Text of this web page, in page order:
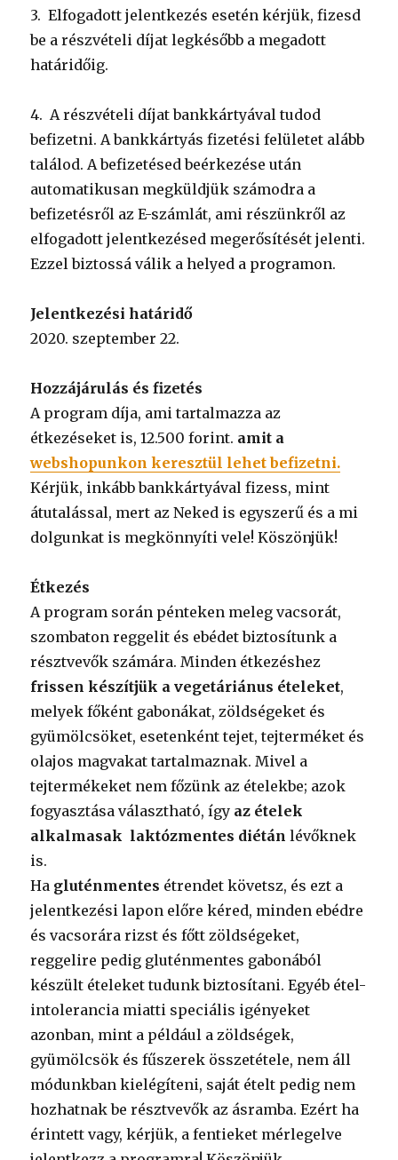
3. Elfogadott jelentkezés esetén kérjük, fizesd
be a részvételi díjat legkésőbb a megadott
határidőig.
4. A részvételi díjat bankkártyával tudod
befizetni. A bankkártyás fizetési felületet alább
találod. A befizetésed beérkezése után
automatikusan megküldjük számodra a
befizetésről az E-számlát, ami részünkről az
elfogadott jelentkezésed megerősítését jelenti.
Ezzel biztossá válik a helyed a programon.
Jelentkezési határidő
2020. szeptember 22.
Hozzájárulás és fizetés
A program díja, ami tartalmazza az
étkezéseket is, 12.500 forint. amit a
webshopunkon keresztül lehet befizetni.
Kérjük, inkább bankkártyával fizess, mint
átutalással, mert az Neked is egyszerű és a mi
dolgunkat is megkönnyíti vele! Köszönjük!
Étkezés
A program során pénteken meleg vacsorát,
szombaton reggelit és ebédet biztosítunk a
résztvevők számára. Minden étkezéshez
frissen készítjük a vegetáriánus ételeket,
melyek főként gabonákat, zöldségeket és
gyümölcsöket, esetenként tejet, tejterméket és
olajos magvakat tartalmaznak. Mivel a
tejtermékeket nem főzünk az ételekbe; azok
fogyasztása választható, így az ételek
alkalmasak laktózmentes diétán lévőknek
is.
Ha gluténmentes étrendet követsz, és ezt a
jelentkezési lapon előre kéred, minden ebédre
és vacsorára rizst és főtt zöldségeket,
reggelire pedig gluténmentes gabonából
készült ételeket tudunk biztosítani. Egyéb étel-
intolerancia miatti speciális igényeket
azonban, mint a például a zöldségek,
gyümölcsök és fűszerek összetétele, nem áll
módunkban kielégíteni, saját ételt pedig nem
hozhatnak be résztvevők az ásramba. Ezért ha
érintett vagy, kérjük, a fentieket mérlegelve